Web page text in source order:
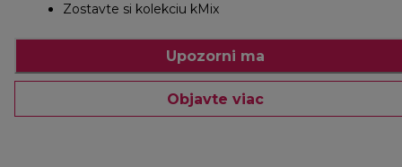
Zostavte si kolekciu kMix
Upozorni ma
Objavte viac